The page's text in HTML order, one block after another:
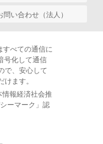
問い合わせ（法人）
すべての通信に
号化して通信
で、安心して
けます。
報経済社会推
ーマーク」認